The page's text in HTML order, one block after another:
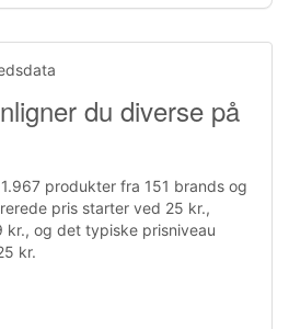
du diverse på
produkter fra 151 brands og
pris starter ved 25 kr.,
kr., og det typiske prisniveau
kr.